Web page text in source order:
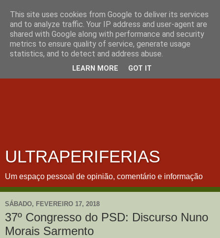
ULTRAPERIFERIAS
Um espaço pessoal de opinião, comentário e informação
SÁBADO, FEVEREIRO 17, 2018
37º Congresso do PSD: Discurso Nuno
Morais Sarmento
This site uses cookies from Google to deliver its services
and to analyze traffic. Your IP address and user-agent are
shared with Google along with performance and security
metrics to ensure quality of service, generate usage
statistics, and to detect and address abuse.
LEARN MORE GOT IT